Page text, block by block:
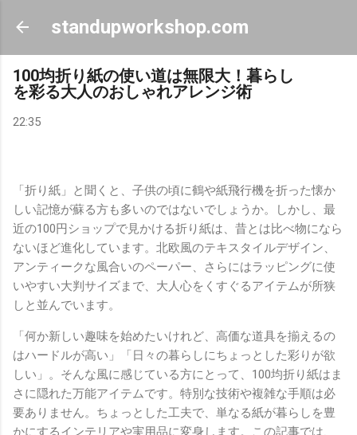
スキップしてメイン コンテンツに移動
standupworkshop.com
100均折り紙の使い道は無限大！暮らし
を彩る大人のおしゃれアレンジ術
22:35
「折り紙」と聞くと、子供の頃に鶴や紙飛行機を折った懐か
しい記憶が蘇る方も多いのではないでしょうか。しかし、最
近の100円ショップで見かける折り紙は、昔とは比べ物になら
ないほど進化しています。北欧風のテキスタイルデザイン、
アンティークな風合いのペーパー、さらにはラッピングに使
いやすい大判サイズまで、大人心をくすぐるアイテムが所狭
しと並んでいます。
「何か新しい趣味を始めたいけれど、高価な道具を揃えるの
はハードルが高い」「日々の暮らしにちょっとした彩りが欲
しい」。そんな風に感じている方にとって、100均折り紙はま
さに隠れた万能アイテムです。特別な技術や複雑な手順は必
要ありません。ちょっとした工夫で、単なる紙が暮らしを豊
かにするインテリアや実用品に変身します。この記事では、